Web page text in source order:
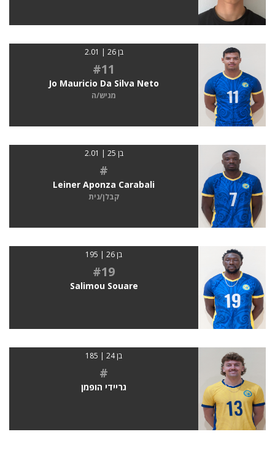
בן 26 | 2.01
#11
Jo Mauricio Da Silva Neto
מגיש/ה
בן 25 | 2.01
#
Leiner Aponza Carabali
קבלן/נית
בן 26 | 195
#19
Salimou Souare
בן 24 | 185
#
גריידי הופמן